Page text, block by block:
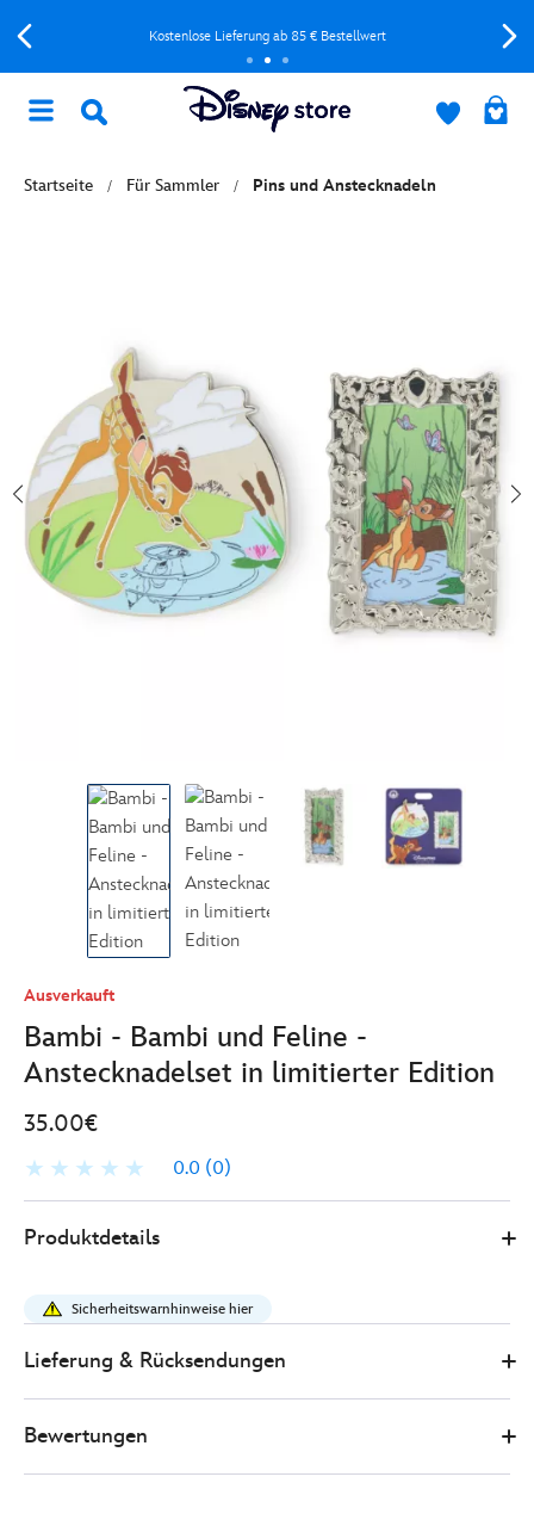
Kostenlose Lieferung ab 85 € Bestellwert
Startseite Für Sammler Pins und Anstecknadeln
Ausverkauft
Bambi - Bambi und Feline -
Anstecknadelset in limitierter Edition
35.00€
0.0 (0)
Store
35.00
bambi-
Produktdetails
Sicherheitswarnhinweise hier
Lieferung & Rücksendungen
Bewertungen